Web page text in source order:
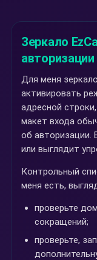
Зеркало
авторизации
Для меня
активировать
адресной
макет входа
об авторизации.
или выглядит
Контрольный
меня есть,
проверьте
сокращений;
проверьте,